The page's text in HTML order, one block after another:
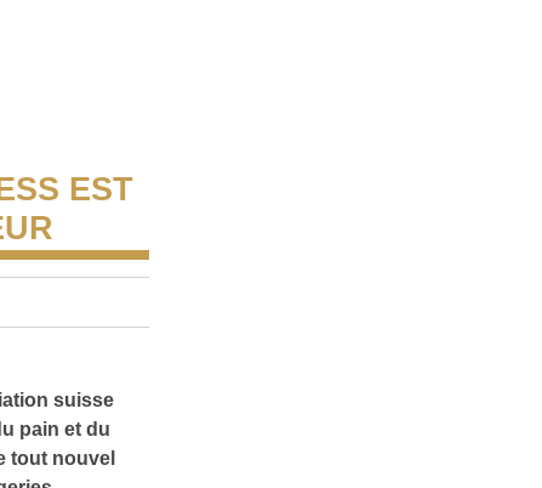
EST
suisse
pain et du
tout nouvel